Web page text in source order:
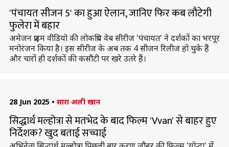
'पंचायत सीजन 5' का हुआ ऐलान, जानिए फिर कब लौटेगी
फुलेरा में बहार
अमेजन प्राइम वीडियो की लोकप्रिय वेब सीरीज 'पंचायत' ने दर्शकों का भरपूर
मनोरंजन किया है। इस सीरीज के अब तक 4 सीजन रिलीज हो चुके हैं
और चारों ही दर्शकों की कसौटी पर खरे उतरे हैं।
28 Jun 2025 • सारा अली खान
सिद्धार्थ मल्होत्रा से मतभेद के बाद फिल्म 'Vvan' से बाहर हुए
निर्देशक? खुद बताई सच्चाई